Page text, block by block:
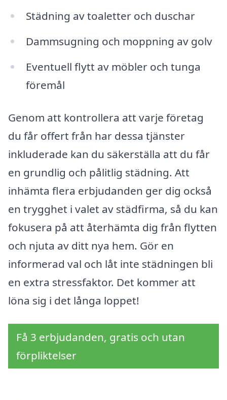
Städning av toaletter och duschar
Dammsugning och moppning av golv
Eventuell flytt av möbler och tunga
föremål
Genom att kontrollera att varje företag
du får offert från har dessa tjänster
inkluderade kan du säkerställa att du får
en grundlig och pålitlig städning. Att
inhämta flera erbjudanden ger dig också
en trygghet i valet av städfirma, så du kan
fokusera på att återhämta dig från flytten
och njuta av ditt nya hem. Gör en
informerad val och låt inte städningen bli
en extra stressfaktor. Det kommer att
löna sig i det långa loppet!
Få 3 erbjudanden, gratis och utan
förpliktelser